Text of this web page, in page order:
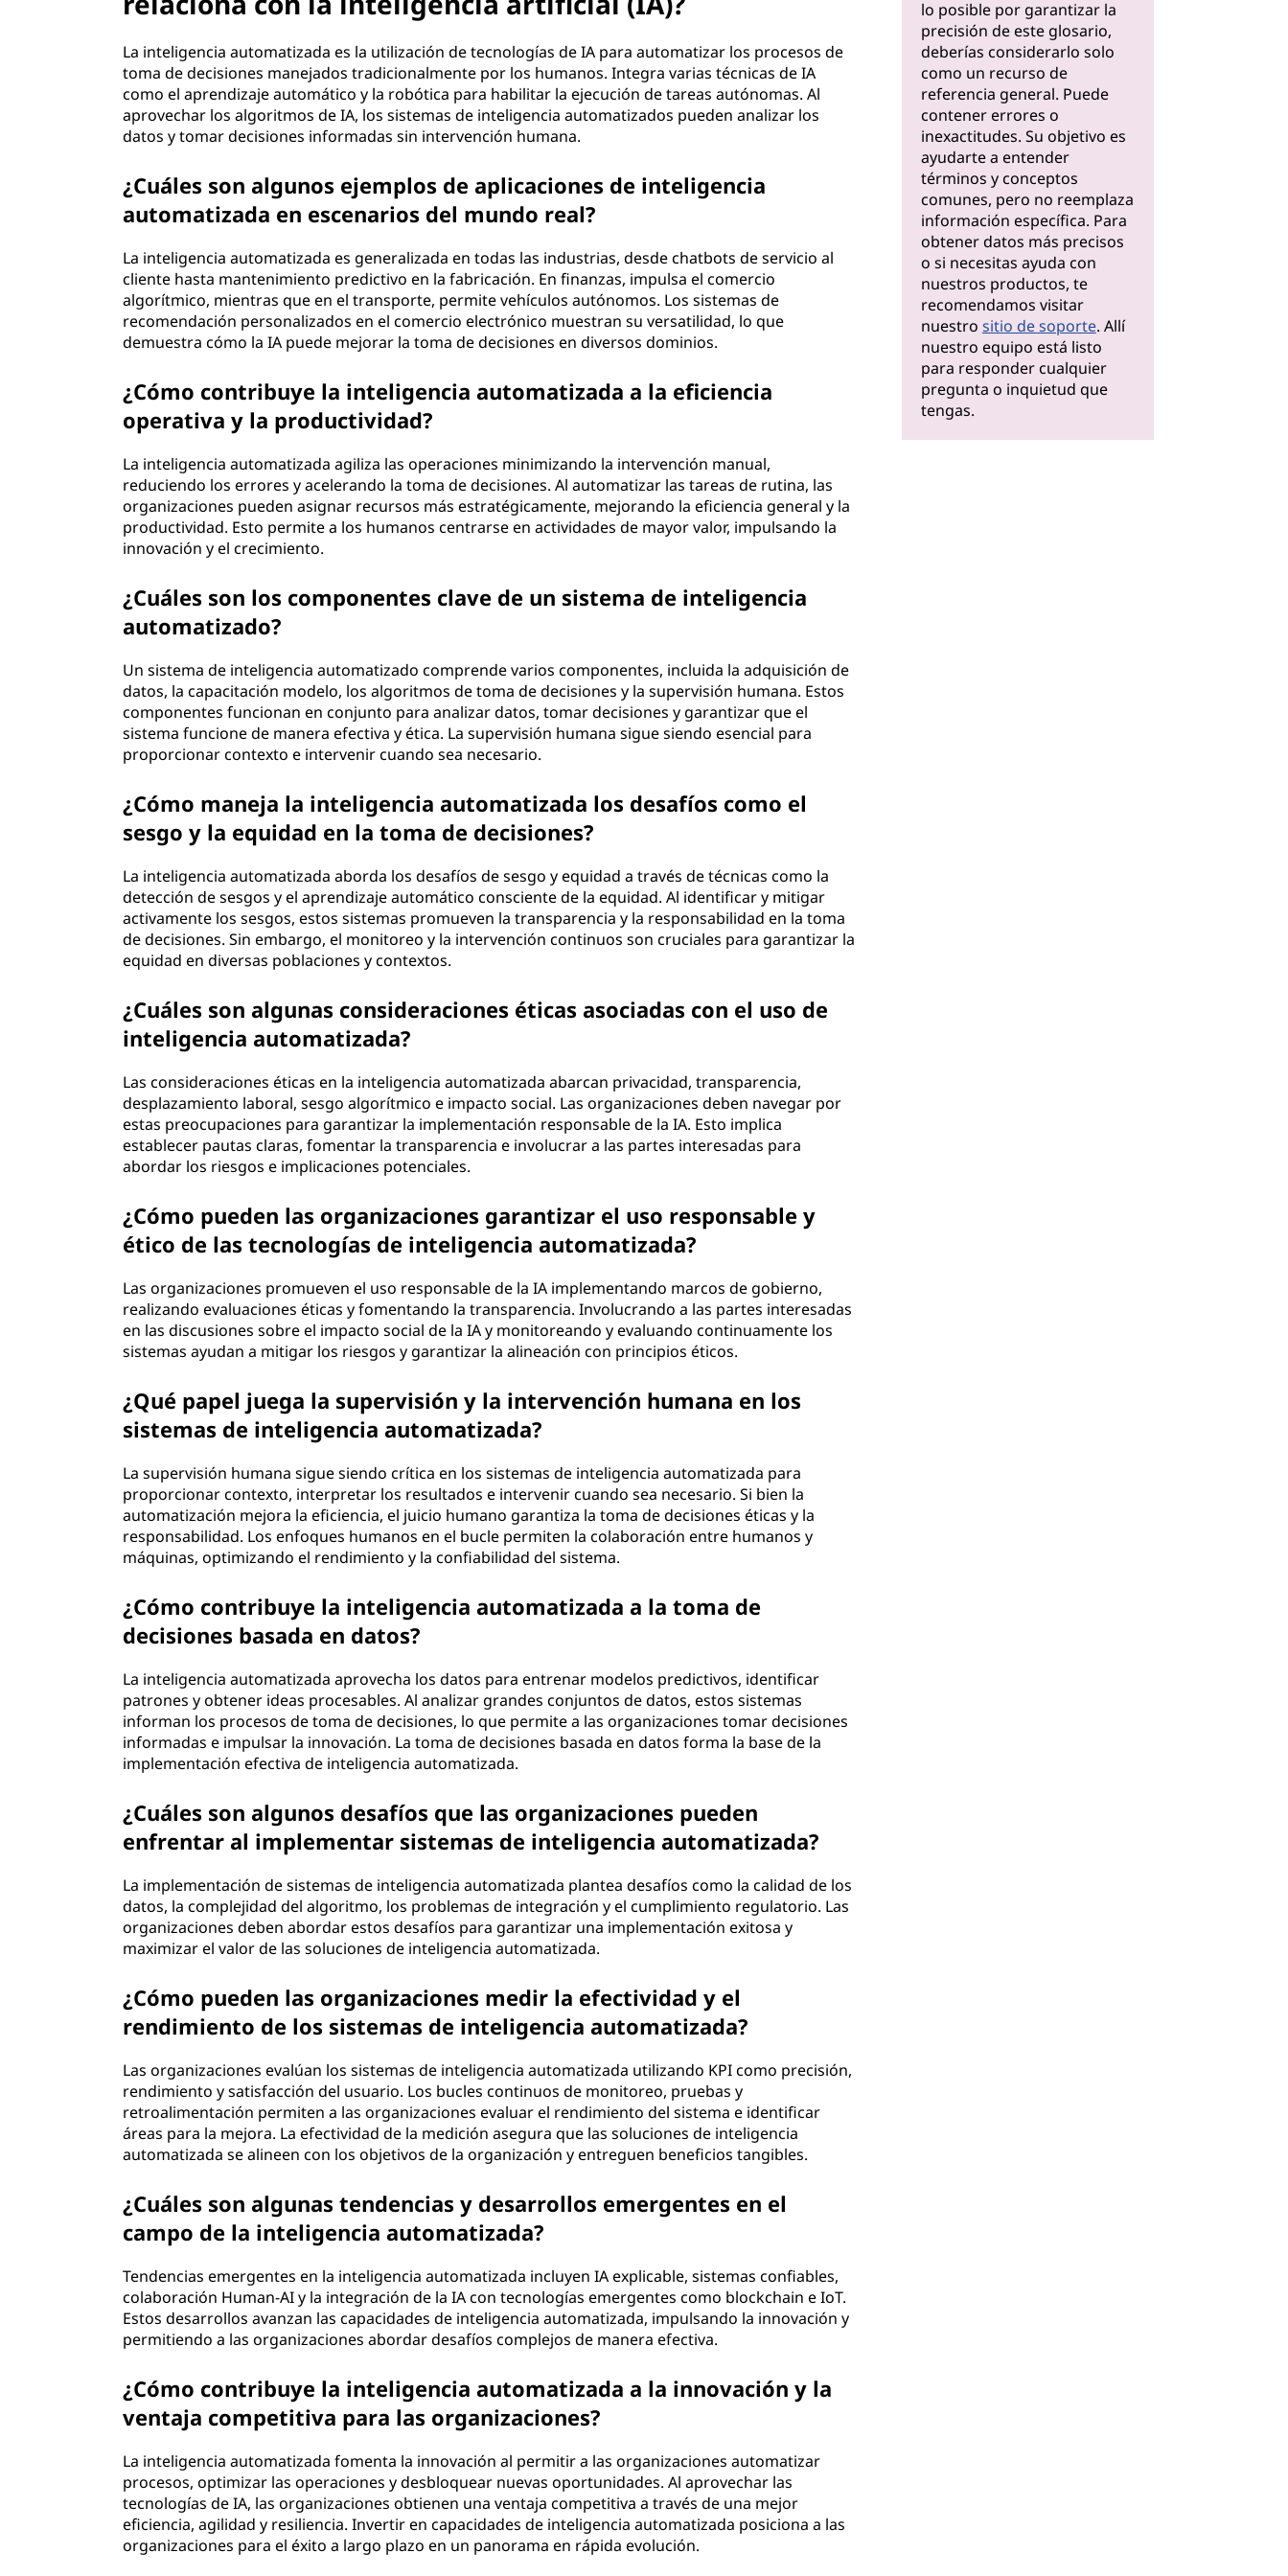
La inteligencia automatizada es la utilización de tecnologías de IA para automatizar los procesos de
toma de decisiones manejados tradicionalmente por los humanos. Integra varias técnicas de IA
como el aprendizaje automático y la robótica para habilitar la ejecución de tareas autónomas. Al
aprovechar los algoritmos de IA, los sistemas de inteligencia automatizados pueden analizar los
datos y tomar decisiones informadas sin intervención humana.
¿Cuáles son algunos ejemplos de aplicaciones de inteligencia
automatizada en escenarios del mundo real?
La inteligencia automatizada es generalizada en todas las industrias, desde chatbots de servicio al
cliente hasta mantenimiento predictivo en la fabricación. En finanzas, impulsa el comercio
algorítmico, mientras que en el transporte, permite vehículos autónomos. Los sistemas de
recomendación personalizados en el comercio electrónico muestran su versatilidad, lo que
demuestra cómo la IA puede mejorar la toma de decisiones en diversos dominios.
¿Cómo contribuye la inteligencia automatizada a la eficiencia
operativa y la productividad?
La inteligencia automatizada agiliza las operaciones minimizando la intervención manual,
reduciendo los errores y acelerando la toma de decisiones. Al automatizar las tareas de rutina, las
organizaciones pueden asignar recursos más estratégicamente, mejorando la eficiencia general y la
productividad. Esto permite a los humanos centrarse en actividades de mayor valor, impulsando la
innovación y el crecimiento.
¿Cuáles son los componentes clave de un sistema de inteligencia
automatizado?
Un sistema de inteligencia automatizado comprende varios componentes, incluida la adquisición de
datos, la capacitación modelo, los algoritmos de toma de decisiones y la supervisión humana. Estos
componentes funcionan en conjunto para analizar datos, tomar decisiones y garantizar que el
sistema funcione de manera efectiva y ética. La supervisión humana sigue siendo esencial para
proporcionar contexto e intervenir cuando sea necesario.
¿Cómo maneja la inteligencia automatizada los desafíos como el
sesgo y la equidad en la toma de decisiones?
La inteligencia automatizada aborda los desafíos de sesgo y equidad a través de técnicas como la
detección de sesgos y el aprendizaje automático consciente de la equidad. Al identificar y mitigar
activamente los sesgos, estos sistemas promueven la transparencia y la responsabilidad en la toma
de decisiones. Sin embargo, el monitoreo y la intervención continuos son cruciales para garantizar la
equidad en diversas poblaciones y contextos.
¿Cuáles son algunas consideraciones éticas asociadas con el uso de
inteligencia automatizada?
Las consideraciones éticas en la inteligencia automatizada abarcan privacidad, transparencia,
desplazamiento laboral, sesgo algorítmico e impacto social. Las organizaciones deben navegar por
estas preocupaciones para garantizar la implementación responsable de la IA. Esto implica
establecer pautas claras, fomentar la transparencia e involucrar a las partes interesadas para
abordar los riesgos e implicaciones potenciales.
¿Cómo pueden las organizaciones garantizar el uso responsable y
ético de las tecnologías de inteligencia automatizada?
Las organizaciones promueven el uso responsable de la IA implementando marcos de gobierno,
realizando evaluaciones éticas y fomentando la transparencia. Involucrando a las partes interesadas
en las discusiones sobre el impacto social de la IA y monitoreando y evaluando continuamente los
sistemas ayudan a mitigar los riesgos y garantizar la alineación con principios éticos.
¿Qué papel juega la supervisión y la intervención humana en los
sistemas de inteligencia automatizada?
La supervisión humana sigue siendo crítica en los sistemas de inteligencia automatizada para
proporcionar contexto, interpretar los resultados e intervenir cuando sea necesario. Si bien la
automatización mejora la eficiencia, el juicio humano garantiza la toma de decisiones éticas y la
responsabilidad. Los enfoques humanos en el bucle permiten la colaboración entre humanos y
máquinas, optimizando el rendimiento y la confiabilidad del sistema.
¿Cómo contribuye la inteligencia automatizada a la toma de
decisiones basada en datos?
La inteligencia automatizada aprovecha los datos para entrenar modelos predictivos, identificar
patrones y obtener ideas procesables. Al analizar grandes conjuntos de datos, estos sistemas
informan los procesos de toma de decisiones, lo que permite a las organizaciones tomar decisiones
informadas e impulsar la innovación. La toma de decisiones basada en datos forma la base de la
implementación efectiva de inteligencia automatizada.
¿Cuáles son algunos desafíos que las organizaciones pueden
enfrentar al implementar sistemas de inteligencia automatizada?
La implementación de sistemas de inteligencia automatizada plantea desafíos como la calidad de los
datos, la complejidad del algoritmo, los problemas de integración y el cumplimiento regulatorio. Las
organizaciones deben abordar estos desafíos para garantizar una implementación exitosa y
maximizar el valor de las soluciones de inteligencia automatizada.
¿Cómo pueden las organizaciones medir la efectividad y el
rendimiento de los sistemas de inteligencia automatizada?
Las organizaciones evalúan los sistemas de inteligencia automatizada utilizando KPI como precisión,
rendimiento y satisfacción del usuario. Los bucles continuos de monitoreo, pruebas y
retroalimentación permiten a las organizaciones evaluar el rendimiento del sistema e identificar
áreas para la mejora. La efectividad de la medición asegura que las soluciones de inteligencia
automatizada se alineen con los objetivos de la organización y entreguen beneficios tangibles.
¿Cuáles son algunas tendencias y desarrollos emergentes en el
campo de la inteligencia automatizada?
Tendencias emergentes en la inteligencia automatizada incluyen IA explicable, sistemas confiables,
colaboración Human-AI y la integración de la IA con tecnologías emergentes como blockchain e IoT.
Estos desarrollos avanzan las capacidades de inteligencia automatizada, impulsando la innovación y
permitiendo a las organizaciones abordar desafíos complejos de manera efectiva.
¿Cómo contribuye la inteligencia automatizada a la innovación y la
ventaja competitiva para las organizaciones?
La inteligencia automatizada fomenta la innovación al permitir a las organizaciones automatizar
procesos, optimizar las operaciones y desbloquear nuevas oportunidades. Al aprovechar las
tecnologías de IA, las organizaciones obtienen una ventaja competitiva a través de una mejor
eficiencia, agilidad y resiliencia. Invertir en capacidades de inteligencia automatizada posiciona a las
organizaciones para el éxito a largo plazo en un panorama en rápida evolución.
lo posible por garantizar la
precisión de este glosario,
deberías considerarlo solo
como un recurso de
referencia general. Puede
contener errores o
inexactitudes. Su objetivo es
ayudarte a entender
términos y conceptos
comunes, pero no reemplaza
información específica. Para
obtener datos más precisos
o si necesitas ayuda con
nuestros productos, te
recomendamos visitar
nuestro sitio de soporte. Allí
nuestro equipo está listo
para responder cualquier
pregunta o inquietud que
tengas.